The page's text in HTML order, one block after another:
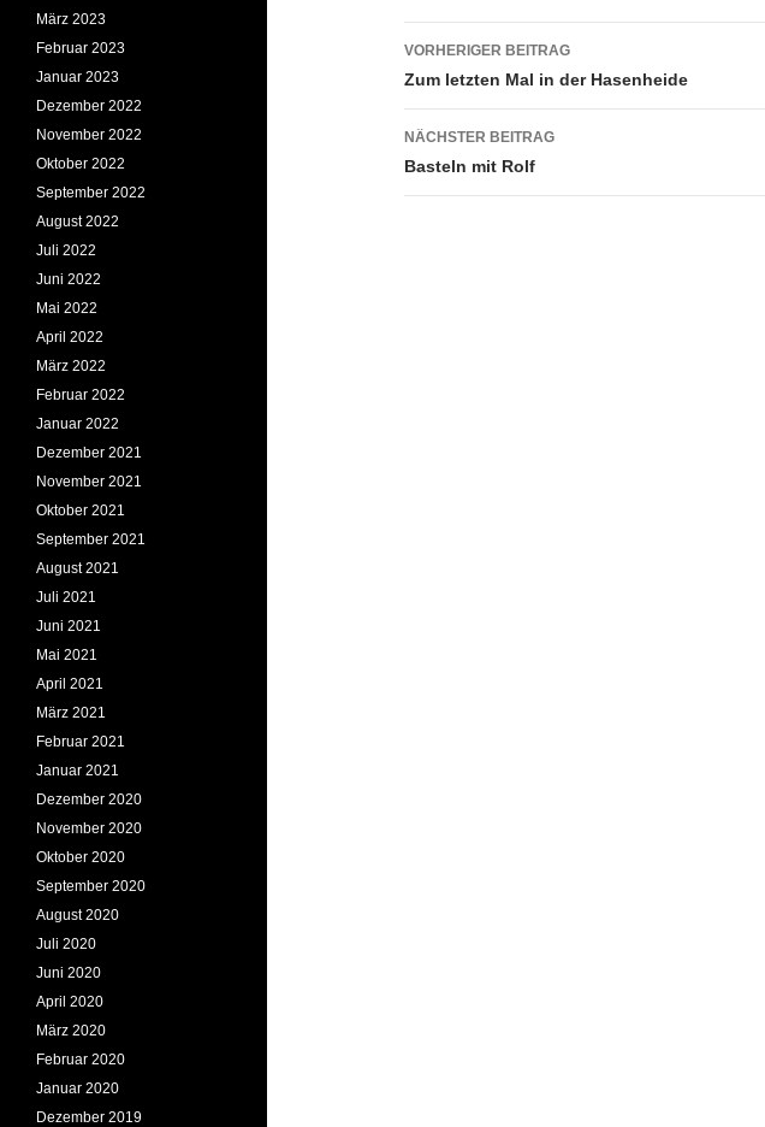
Beitragsnavigation
VORHERIGER BEITRAG
Zum letzten Mal in der Hasenheide
NÄCHSTER BEITRAG
Basteln mit Rolf
März 2023
Februar 2023
Januar 2023
Dezember 2022
November 2022
Oktober 2022
September 2022
August 2022
Juli 2022
Juni 2022
Mai 2022
April 2022
März 2022
Februar 2022
Januar 2022
Dezember 2021
November 2021
Oktober 2021
September 2021
August 2021
Juli 2021
Juni 2021
Mai 2021
April 2021
März 2021
Februar 2021
Januar 2021
Dezember 2020
November 2020
Oktober 2020
September 2020
August 2020
Juli 2020
Juni 2020
April 2020
März 2020
Februar 2020
Januar 2020
Dezember 2019